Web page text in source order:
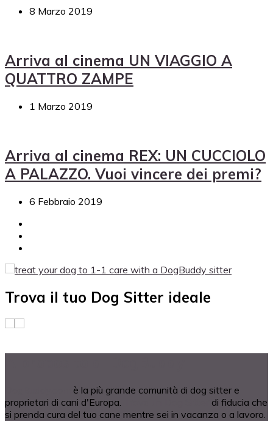
8 Marzo 2019
Arriva al cinema UN VIAGGIO A
QUATTRO ZAMPE
1 Marzo 2019
Arriva al cinema REX: UN CUCCIOLO
A PALAZZO. Vuoi vincere dei premi?
6 Febbraio 2019
Trova il tuo Dog Sitter ideale
è la più grande comunità di dog sitter e
proprietari di cani d'Europa.
di fiducia che
si prenda cura del tuo cane mentre sei in vacanza o a lavoro.